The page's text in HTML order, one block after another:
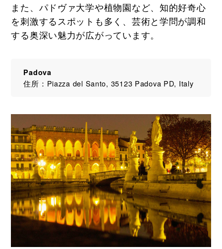
また、パドヴァ大学や植物園など、知的好奇心
を刺激するスポットも多く、芸術と学問が調和
する奥深い魅力が広がっています。
Padova
住所：Piazza del Santo, 35123 Padova PD, Italy